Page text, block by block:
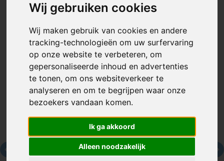
Wij gebruiken cookies
Wij maken gebruik van cookies en andere
tracking-technologieën om uw surfervaring
op onze website te verbeteren, om
gepersonaliseerde inhoud en advertenties
te tonen, om ons websiteverkeer te
analyseren en om te begrijpen waar onze
bezoekers vandaan komen.
Ik ga akkoord
Alleen noodzakelijk
paraplu – 27 inch
Artikelnummer: 309538